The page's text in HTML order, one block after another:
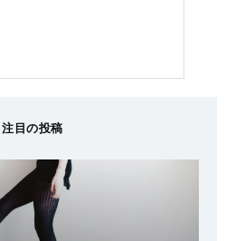
注目の投稿